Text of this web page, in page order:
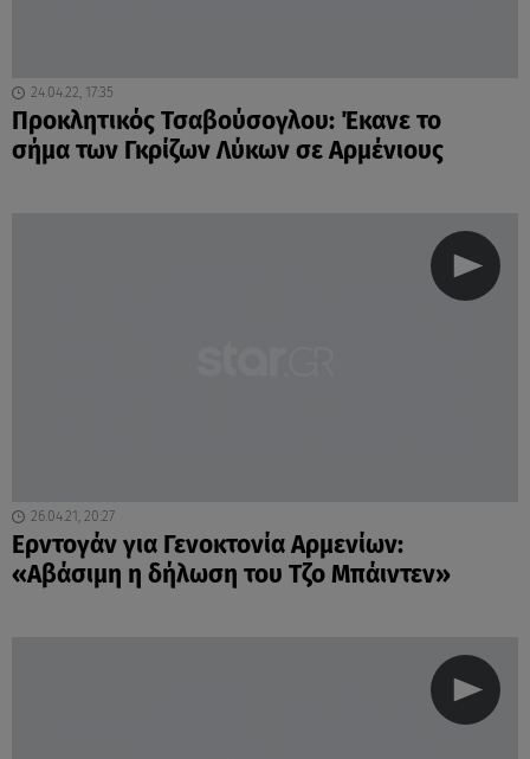
24.04.22, 17:35
Προκλητικός Τσαβούσογλου: Έκανε το
σήμα των Γκρίζων Λύκων σε Αρμένιους
26.04.21, 20:27
Ερντογάν για Γενοκτονία Αρμενίων:
«Αβάσιμη η δήλωση του Τζο Μπάιντεν»